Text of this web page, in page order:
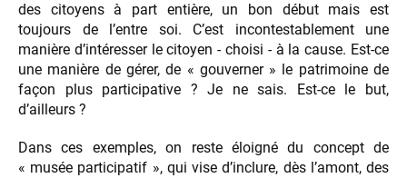
des citoyens à part entière, un bon début mais est
toujours de l’entre soi. C’est incontestablement une
manière d’intéresser le citoyen - choisi - à la cause. Est-ce
une manière de gérer, de « gouverner » le patrimoine de
façon plus participative ? Je ne sais. Est-ce le but,
d’ailleurs ?
Dans ces exemples, on reste éloigné du concept de
« musée participatif », qui vise d’inclure, dès l’amont, des